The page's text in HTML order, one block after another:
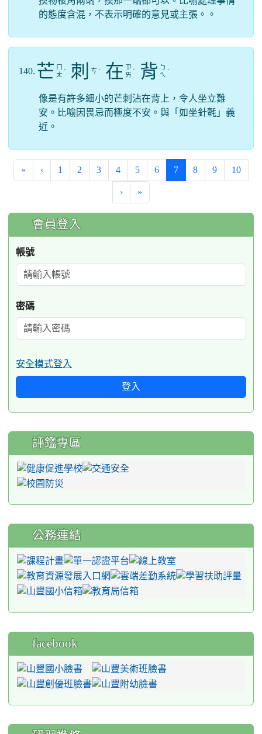
的態度含混，不表示明確的意見或主張。。
140. 芒 ㄤ ˊ 刺 ㄘˋ 在
ㄗ
ㄞ ˋ 背 ㄅ
ㄟ ˋ
像是有許多細小的芒刺沾在背上，令人坐立難
安。比喻因畏忌而極度不安。與「如坐針氈」義
近。
« ‹ 1 2 3 4 5 6 7(current)
8 9 10
› »
:::
會員登入
帳號
密碼
安全模式登入
登入
評鑑專區
公務連結
facebook